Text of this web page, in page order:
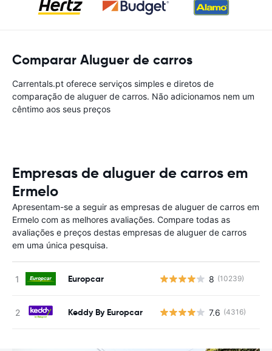
Comparar Aluguer de carros
Carrentals.pt oferece serviços simples e diretos de
comparação de aluguer de carros. Não adicionamos nem um
cêntimo aos seus preços
Empresas de aluguer de carros em
Ermelo
Apresentam-se a seguir as empresas de aluguer de carros em
Ermelo com as melhores avaliações. Compare todas as
avaliações e preços destas empresas de aluguer de carros
em uma única pesquisa.
Europcar 8 (10239)
Keddy By Europcar 7.6 (4316)